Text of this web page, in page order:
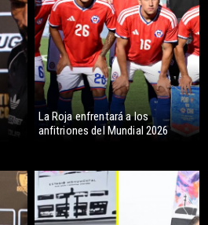
La Roja enfrentará a los
anfitriones del Mundial 2026